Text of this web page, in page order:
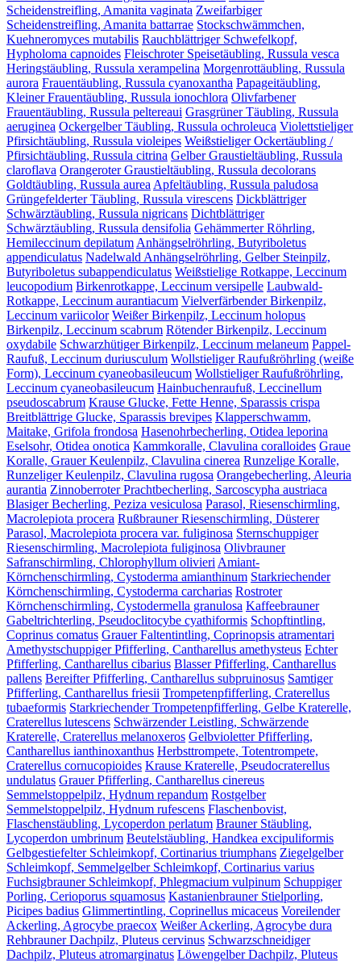
Scheidenstreifling, Amanita vaginata Zweifarbiger
Scheidenstreifling, Amanita battarrae Stockschwämmchen,
Kuehneromyces mutabilis Rauchblättriger Schwefelkopf,
Hypholoma capnoides Fleischroter Speisetäubling, Russula vesca
Heringstäubling, Russula xerampelina Morgenrottäubling, Russula
aurora Frauentäubling, Russula cyanoxantha Papageitäubling,
Kleiner Frauentäubling, Russula ionochlora Olivfarbener
Frauentäubling, Russula peltereaui Grasgrüner Täubling, Russula
aeruginea Ockergelber Täubling, Russula ochroleuca Violettstieliger
Pfirsichtäubling, Russula violeipes Weißstieliger Ockertäubling /
Pfirsichtäubling, Russula citrina Gelber Graustieltäubling, Russula
claroflava Orangeroter Graustieltäubling, Russula decolorans
Goldtäubling, Russula aureaApfeltäubling, Russula paludosa
Grüngefelderter Täubling, Russula virescens Dickblättriger
Schwärztäubling, Russula nigricans Dichtblättriger
Schwärztäubling, Russula densifolia Gehämmerter Röhrling,
Hemileccinum depilatumAnhängselröhrling, Butyriboletus
appendiculatus Nadelwald Anhängselröhrling, Gelber Steinpilz,
Butyriboletus subappendiculatus Weißstielige Rotkappe, Leccinum
leucopodium Birkenrotkappe, Leccinum versipelle Laubwald-
Rotkappe, Leccinum aurantiacum Vielverfärbender Birkenpilz,
Leccinum variicolor Weißer Birkenpilz, Leccinum holopus
Birkenpilz, Leccinum scabrum Rötender Birkenpilz, Leccinum
oxydabile Schwarzhütiger Birkenpilz, Leccinum melaneum Pappel-
Raufuß, Leccinum duriusculum Wollstieliger Raufußröhrling (weiße
Form), Leccinum cyaneobasileucum Wollstieliger Raufußröhrling,
Leccinum cyaneobasileucum Hainbuchenraufuß, Leccinellum
pseudoscabrum Krause Glucke, Fette Henne, Sparassis crispa
Breitblättrige Glucke, Sparassis brevipes Klapperschwamm,
Maitake, Grifola frondosa Hasenohrbecherling, Otidea leporina
Eselsohr, Otidea onotica Kammkoralle, Clavulina coralloides Graue
Koralle, Grauer Keulenpilz, Clavulina cinerea Runzelige Koralle,
Runzeliger Keulenpilz, Clavulina rugosa Orangebecherling, Aleuria
aurantia Zinnoberroter Prachtbecherling, Sarcoscypha austriaca
Blasiger Becherling, Peziza vesiculosa Parasol, Riesenschirmling,
Macrolepiota procera Rußbrauner Riesenschirmling, Düsterer
Parasol, Macrolepiota procera var. fuliginosa Sternschuppiger
Riesenschirmling, Macrolepiota fuliginosa Olivbrauner
Safranschirmling, Chlorophyllum olivieriAmiant-
Körnchenschirmling, Cystoderma amianthinum Starkriechender
Körnchenschirmling, Cystoderma carcharias Rostroter
Körnchenschirmling, Cystodermella granulosa Kaffeebrauner
Gabeltrichterling, Pseudoclitocybe cyathiformis Schopftintling,
Coprinus comatus Grauer Faltentintling, Coprinopsis atramentari
Amethystschuppiger Pfifferling, Cantharellus amethysteus Echter
Pfifferling, Cantharellus cibarius Blasser Pfifferling, Cantharellus
pallens Bereifter Pfifferling, Cantharellus subpruinosus Samtiger
Pfifferling, Cantharellus friesii Trompetenpfifferling, Craterellus
tubaeformis Starkriechender Trompetenpfifferling, Gelbe Kraterelle,
Craterellus lutescens Schwärzender Leistling, Schwärzende
Kraterelle, Craterellus melanoxeros Gelbvioletter Pfifferling,
Cantharellus ianthinoxanthus Herbsttrompete, Totentrompete,
Craterellus cornucopioides Krause Kraterelle, Pseudocraterellus
undulatus Grauer Pfifferling, Cantharellus cinereus
Semmelstoppelpilz, Hydnum repandum Rostgelber
Semmelstoppelpilz, Hydnum rufescens Flaschenbovist,
Flaschenstäubling, Lycoperdon perlatum Brauner Stäubling,
Lycoperdon umbrinum Beutelstäubling, Handkea excipuliformis
Gelbgestiefelter Schleimkopf, Cortinarius triumphans Ziegelgelber
Schleimkopf, Semmelgelber Schleimkopf, Cortinarius varius
Fuchsigbrauner Schleimkopf, Phlegmacium vulpinum Schuppiger
Porling, Cerioporus squamosus Kastanienbrauner Stielporling,
Picipes badius Glimmertintling, Coprinellus micaceus Voreilender
Ackerling, Agrocybe praecox Weißer Ackerling, Agrocybe dura
Rehbrauner Dachpilz, Pluteus cervinus Schwarzschneidiger
Dachpilz, Pluteus atromarginatus Löwengelber Dachpilz, Pluteus